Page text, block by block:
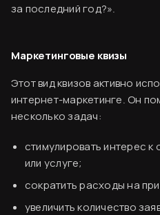
за последний год?».
Маркетинговые квизы
Этот вид квизов активно
интернет-маркетинге. Он
несколько задач:
стимулировать интерес
или услуге;
сократить расходы на
увеличить количество